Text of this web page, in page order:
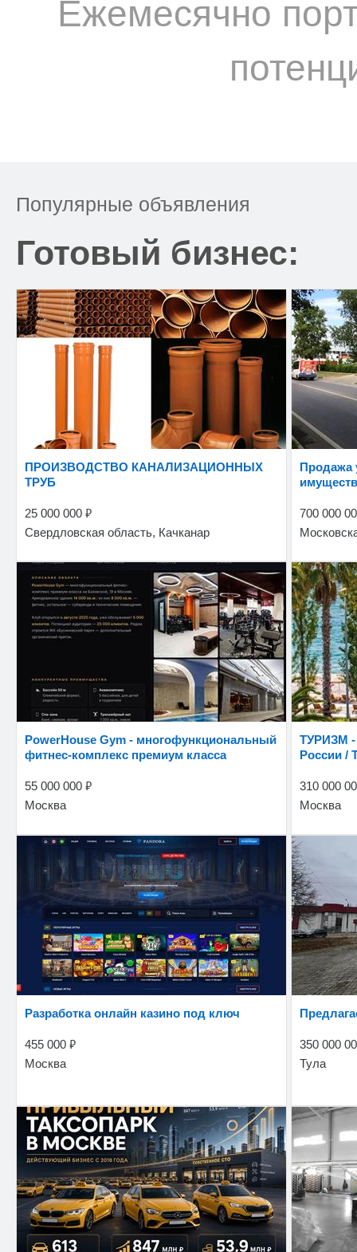
Ежемесячно
Популярные объявления
Готовый бизнес:
ПРОИЗВОДСТВО КАНАЛИЗАЦИОННЫХ
ТРУБ
25 000 000 ₽
Свердловская область, Качканар
Продажа уникального производственно-
700 000
PowerHouse Gym - многофункциональный
фитнес-комплекс премиум класса
55 000 000 ₽
Москва
ТУРИЗМ - Туроператорская Компания по
России /
310 000
Москва
Разработка онлайн казино под ключ
455 000 ₽
Москва
350 000
Тула